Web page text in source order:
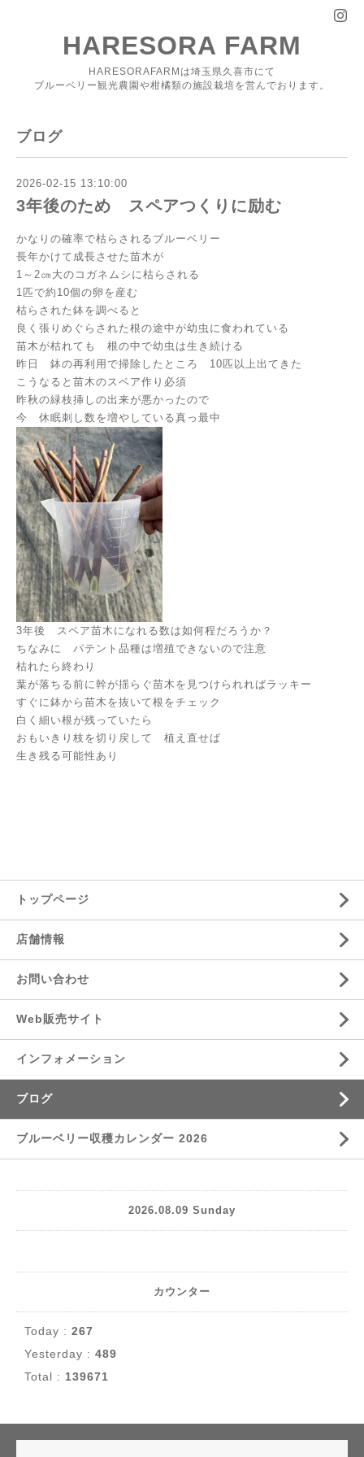
HARESORA FARM
HARESORAFARMは埼玉県久喜市にて
ブルーベリー観光農園や柑橘類の施設栽培を営んでおります。
ブログ
2026-02-15 13:10:00
3年後のため スペアつくりに励む
かなりの確率で枯らされるブルーベリー
長年かけて成長させた苗木が
1～2㎝大のコガネムシに枯らされる
1匹で約10個の卵を産む
枯らされた鉢を調べると
良く張りめぐらされた根の途中が幼虫に食われている
苗木が枯れても 根の中で幼虫は生き続ける
昨日 鉢の再利用で掃除したところ 10匹以上出てきた
こうなると苗木のスペア作り必須
昨秋の緑枝挿しの出来が悪かったので
今 休眠刺し数を増やしている真っ最中
3年後 スペア苗木になれる数は如何程だろうか？
ちなみに パテント品種は増殖できないので注意
枯れたら終わり
葉が落ちる前に幹が揺らぐ苗木を見つけられればラッキー
すぐに鉢から苗木を抜いて根をチェック
白く細い根が残っていたら
おもいきり枝を切り戻して 植え直せば
生き残る可能性あり
トップページ
店舗情報
お問い合わせ
Web販売サイト
インフォメーション
ブログ
ブルーベリー収穫カレンダー 2026
2026.08.09 Sunday
カウンター
Today : 267
Yesterday : 489
Total : 139671